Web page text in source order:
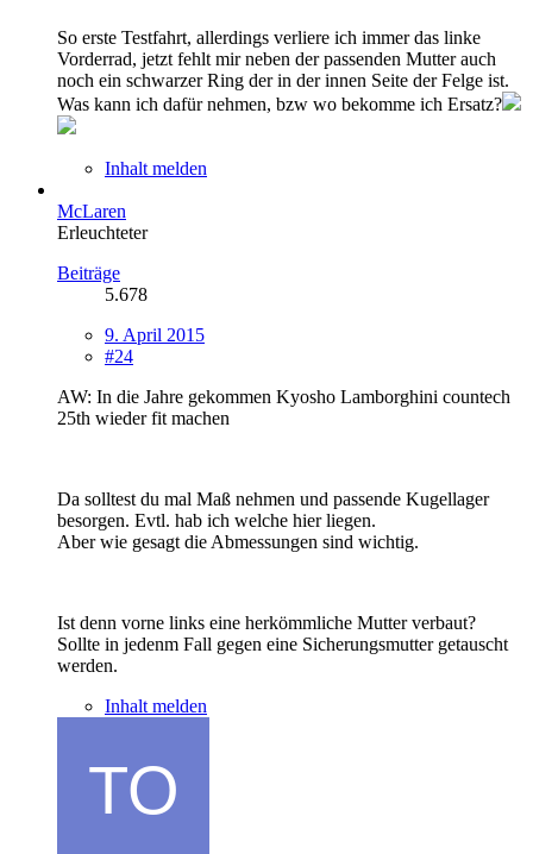
So erste Testfahrt, allerdings verliere ich immer das linke
Vorderrad, jetzt fehlt mir neben der passenden Mutter auch
noch ein schwarzer Ring der in der innen Seite der Felge ist.
Was kann ich dafür nehmen, bzw wo bekomme ich Ersatz?
Inhalt melden
McLaren
Erleuchteter
Beiträge
5.678
9. April 2015
#24
AW: In die Jahre gekommen Kyosho Lamborghini countech
25th wieder fit machen
Da solltest du mal Maß nehmen und passende Kugellager
besorgen. Evtl. hab ich welche hier liegen.
Aber wie gesagt die Abmessungen sind wichtig.
Ist denn vorne links eine herkömmliche Mutter verbaut?
Sollte in jedenm Fall gegen eine Sicherungsmutter getauscht
werden.
Inhalt melden